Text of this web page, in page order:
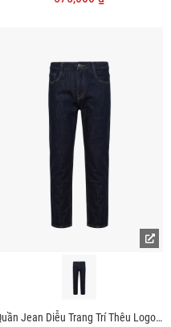
Quần Jean Diễu Trang Trí Thêu Logo 3 Sọc Form Regular QJ126 Màu Xanh